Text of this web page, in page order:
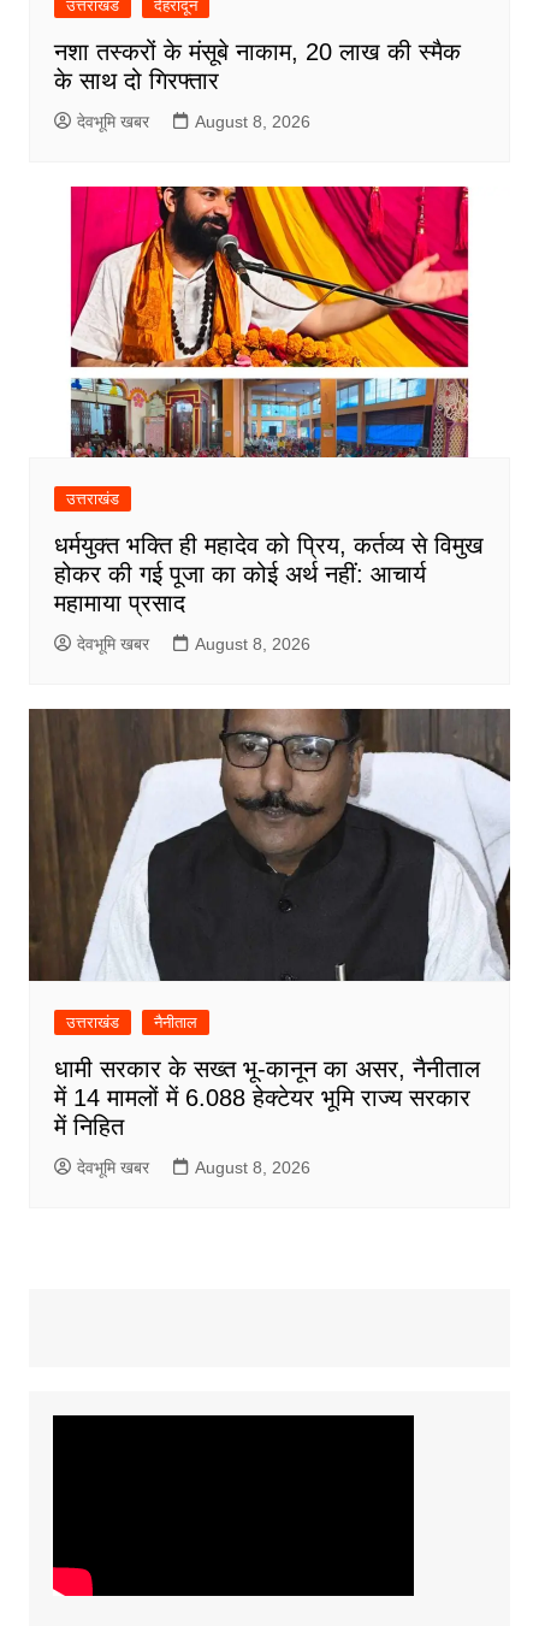
उत्तराखंड देहरादून
नशा तस्करों के मंसूबे नाकाम, 20 लाख की स्मैक
के साथ दो गिरफ्तार
देवभूमि खबर August 8, 2026
उत्तराखंड
धर्मयुक्त भक्ति ही महादेव को प्रिय, कर्तव्य से विमुख
होकर की गई पूजा का कोई अर्थ नहीं: आचार्य
महामाया प्रसाद
देवभूमि खबर August 8, 2026
उत्तराखंड नैनीताल
धामी सरकार के सख्त भू-कानून का असर, नैनीताल
में 14 मामलों में 6.088 हेक्टेयर भूमि राज्य सरकार
में निहित
देवभूमि खबर August 8, 2026